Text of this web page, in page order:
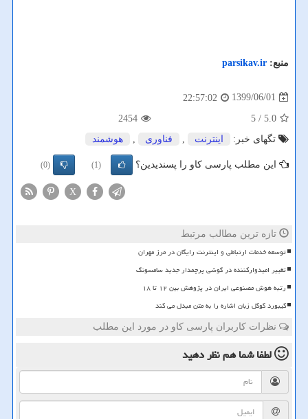
منبع: parsikav.ir
1399/06/01
22:57:02
5.0
/ 5
2454
تگهای خبر:
اینترنت فناوری هوشمند
این مطلب پارسی کاو را پسندیدین؟ (1)
(0)
X
تازه ترین مطالب مرتبط
توسعه خدمات ارتباطی و اینترنت رایگان در مرز مهران
تغییر امیدوارکننده در گوشی پرچمدار جدید سامسونگ
رتبه هوش مصنوعی ایران در پژوهش بین ۱۲ تا ۱۸
کیبورد گوگل زبان اشاره را به متن مبدل می کند
نظرات کاربران پارسی کاو در مورد این مطلب
لطفا شما همنظر دهید